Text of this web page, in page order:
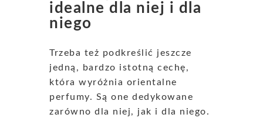
idealne dla niej i dla
niego
Trzeba też podkreślić jeszcze
jedną, bardzo istotną cechę,
która wyróżnia orientalne
perfumy. Są one dedykowane
zarówno dla niej, jak i dla niego.